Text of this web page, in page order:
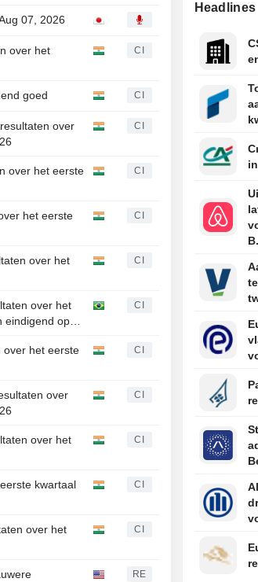
07, 2026
over het
CI
goed CI
over
CI
over het eerste
CI
het eerste
CI
over het
CI
over het
eindigend op
CI
over het eerste
CI
over
CI
over het
CI
kwartaal
CI
over het
CI
RE
Headlines